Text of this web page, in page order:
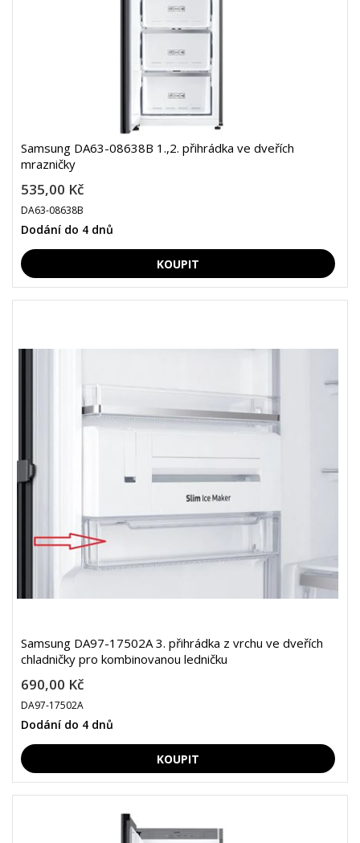
Samsung DA63-08638B 1.,2. přihrádka ve dveřích
mrazničky
535,00 Kč
DA63-08638B
Dodání do 4 dnů
Samsung DA97-17502A 3. přihrádka z vrchu ve dveřích
chladničky pro kombinovanou ledničku
690,00 Kč
DA97-17502A
Dodání do 4 dnů